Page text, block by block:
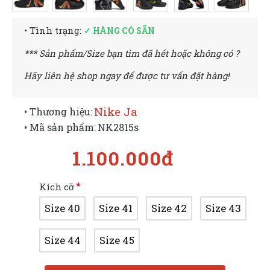
• Tình trạng: ✓ HÀNG CÓ SẴN
*** Sản phẩm/Size bạn tìm đã hết hoặc không có ?
Hãy liên hệ shop ngay để được tư vấn đặt hàng!
1.100.000đ
• Thương hiệu:Nike Ja
• Mã sản phẩm:NK2815s
Kích cỡ
Size 40 Size 41 Size 42 Size 43
Size 44 Size 45